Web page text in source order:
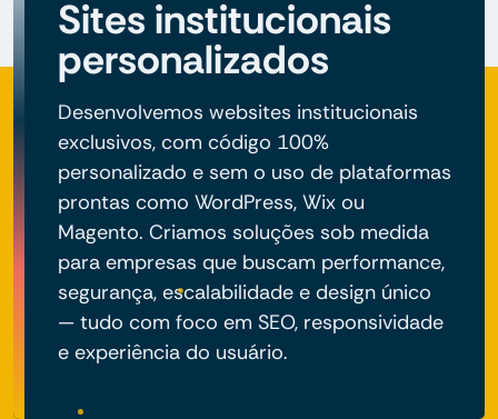
Sites institucionais
personalizados
Desenvolvemos websites institucionais
exclusivos, com código 100%
personalizado e sem o uso de plataformas
prontas como WordPress, Wix ou
Magento. Criamos soluções sob medida
para empresas que buscam performance,
segurança, escalabilidade e design único
— tudo com foco em SEO, responsividade
e experiência do usuário.